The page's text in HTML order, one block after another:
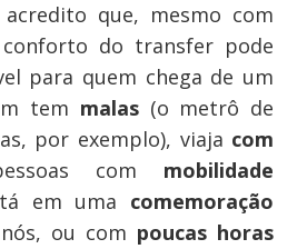
que, mesmo com
do transfer pode
para quem chega de um
tem malas(o metrô de
por exemplo), viaja com
com mobilidade
em uma comemoração
ou com poucas horas